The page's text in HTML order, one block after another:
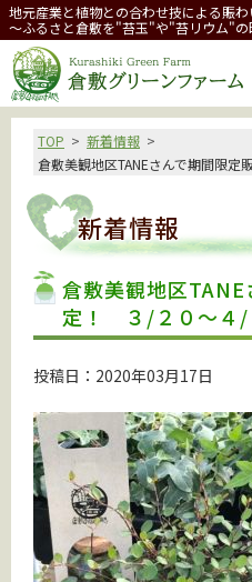
地元産業と植物との合わせ技による賑
～ふるさと倉敷を"苔玉"や"苔リウム"の
TOP
新着情報
倉敷美観地区TANEさんで期間限
新着情報
倉敷美観地区
定！ ３/２０～４/
投稿日：2020年03月17日